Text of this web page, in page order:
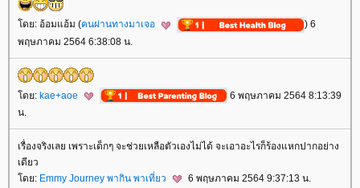
ดย: อ้อมแอ้ม (คนผ่านทางมาเจอ
) 6
พฤษภาคม 2564 6:38:08 น.
ดย: kae+aoe
6 พฤษภาคม 2564 8:13:39
น.
เรื่องจริงเลย เพราะเด็กๆ จะช่วยเหลือตัวเองไม่ได้ จะเอาอะไรก็ร้องแหกปากอย่าง
เดียว
ดย: Emmy Journey พากิน พาเที่ยว 6 พฤษภาคม 2564 9:37:13 น.